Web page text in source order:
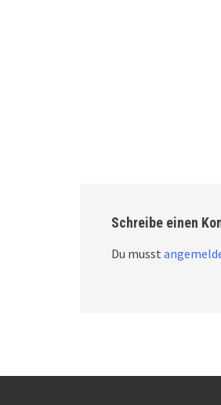
Schreibe einen
Du musst